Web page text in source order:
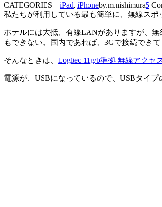
CATEGORIES iPad, iPhoneby.m.nishimura5
私たちが利用している最も簡単に、無線スポ
ホテルには大抵、有線LANがありますが、
もできない。国内であれば、3Gで接続でき
そんなときは、 Logitec 11g/b準拠 無線アクセ
電源が、USBになっているので、USBタイ